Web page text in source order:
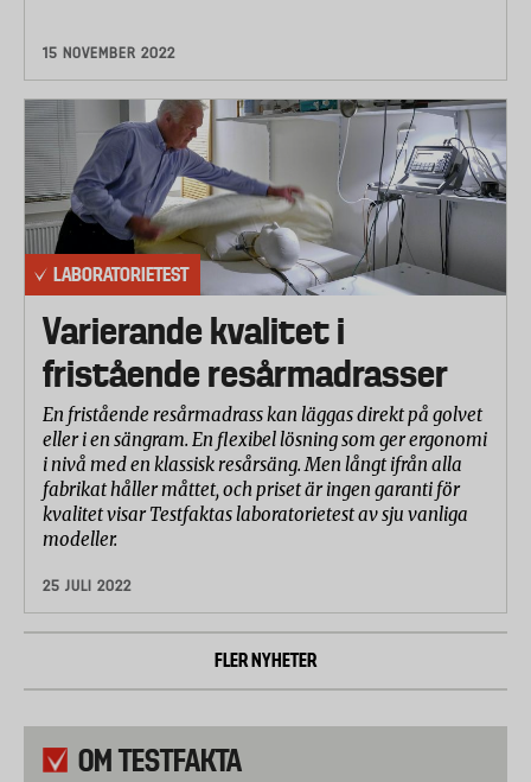
15 NOVEMBER 2022
LABORATORIETEST
Varierande kvalitet i
fristående resårmadrasser
En fristående resårmadrass kan läggas direkt på golvet
eller i en sängram. En flexibel lösning som ger ergonomi
i nivå med en klassisk resårsäng. Men långt ifrån alla
fabrikat håller måttet, och priset är ingen garanti för
kvalitet visar Testfaktas laboratorietest av sju vanliga
modeller.
25 JULI 2022
FLER NYHETER
OM TESTFAKTA